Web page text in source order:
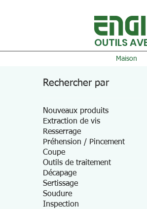
OUTILS
Maison
Rechercher par
Nouveaux produits
Extraction de vis
Resserrage
Préhension / Pincement
Coupe
Outils de traitement
Décapage
Sertissage
Soudure
Inspection